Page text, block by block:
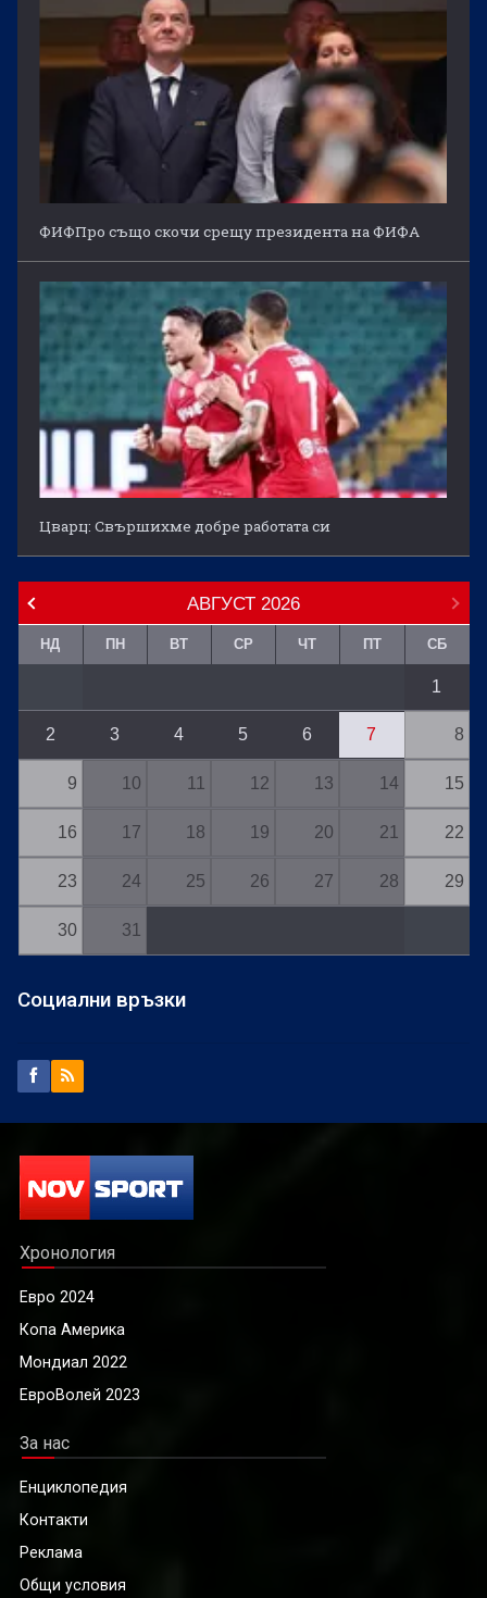
ФИФПро също скочи срещу президента на ФИФА
Цварц: Свършихме добре работата си
АВГУСТ 2026
НД ПН ВТ СР ЧТ ПТ СБ
1
2 3 4 5 6 7 8
9 10 11 12 13 14 15
16 17 18 19 20 21 22
23 24 25 26 27 28 29
30 31
Социални връзки
Хронология
Евро 2024
Копа Америка
Мондиал 2022
ЕвроВолей 2023
За нас
Енциклопедия
Контакти
Реклама
Общи условия